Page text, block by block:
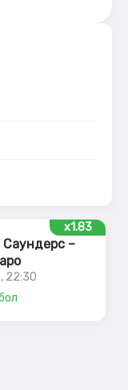
x1.83
Саундерс –
22:30